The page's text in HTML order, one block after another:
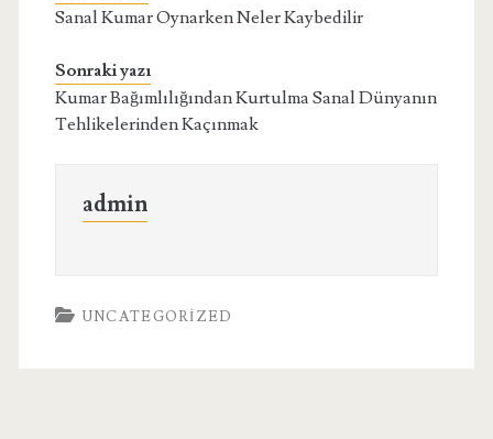
Sanal Kumar Oynarken Neler Kaybedilir
Sonraki yazı
Kumar Bağımlılığından Kurtulma Sanal Dünyanın
Tehlikelerinden Kaçınmak
admin
UNCATEGORIZED